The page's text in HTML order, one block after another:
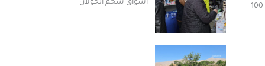
المخدرات ونحو 100
أسواق سحم الجولان